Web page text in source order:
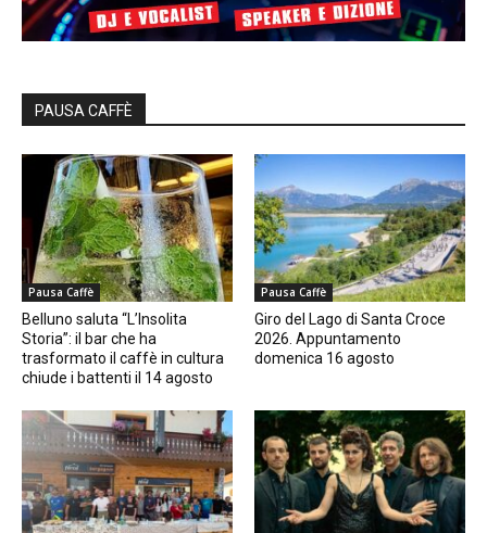
PAUSA CAFFÈ
Pausa Caffè
Belluno saluta “L’Insolita
Storia”: il bar che ha
trasformato il caffè in cultura
chiude i battenti il 14 agosto
Pausa Caffè
Giro del Lago di Santa Croce
2026. Appuntamento
domenica 16 agosto